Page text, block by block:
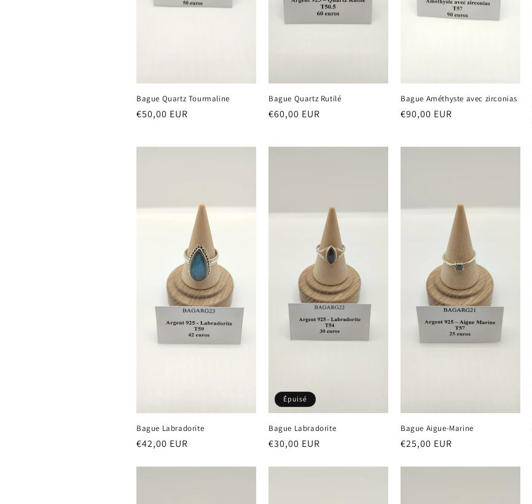
Bague Quartz Tourmaline
Prix
€50,00 EUR
Bague Quartz Rutilé
Prix
€60,00 EUR
Bague Améthyste avec zirconias
Prix
€90,00 EUR
Bague Labradorite
Prix
€42,00 EUR
Épuisé
Bague Labradorite
Prix
€30,00 EUR
Bague Aigue-Marine
Prix
€25,00 EUR